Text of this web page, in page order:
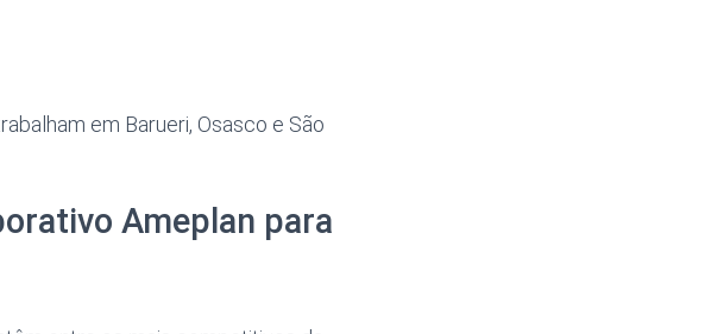
em Barueri, Osasco e São
Ameplan para